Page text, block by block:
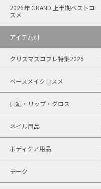
2026年 GRAND 上半期ベストコ
スメ
アイテム別
クリスマスコフレ特集2026
ベースメイクコスメ
口紅・リップ・グロス
ネイル用品
ボディケア用品
チーク